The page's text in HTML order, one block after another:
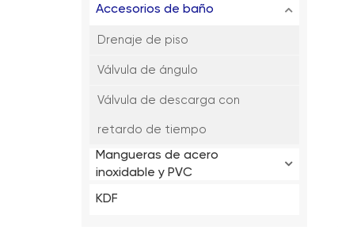
Accesorios de baño
Drenaje de piso
Válvula de ángulo
Válvula de descarga con
retardo de tiempo
Mangueras de acero
inoxidable y PVC
KDF